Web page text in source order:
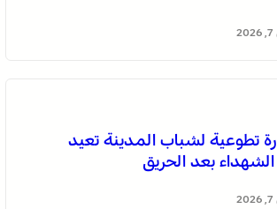
تطوعية لشباب المدينة تعيد
الشهداء بعد الحريق
فعاليات موسم مولاي عبد الله أمغار